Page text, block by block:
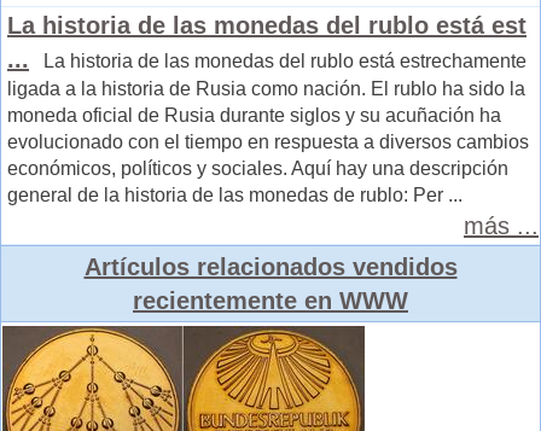
La historia de las monedas del rublo está est
... La historia de las monedas del rublo está estrechamente
ligada a la historia de Rusia como nación. El rublo ha sido la
moneda oficial de Rusia durante siglos y su acuñación ha
evolucionado con el tiempo en respuesta a diversos cambios
económicos, políticos y sociales. Aquí hay una descripción
general de la historia de las monedas de rublo: Per ...
más ...
Artículos relacionados vendidos
recientemente en WWW